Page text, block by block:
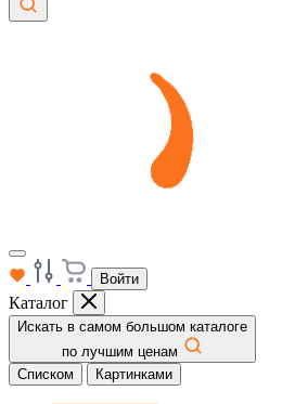
Войти
Каталог
Искать в самом большом каталоге
по лучшим ценам
Списком
Картинками